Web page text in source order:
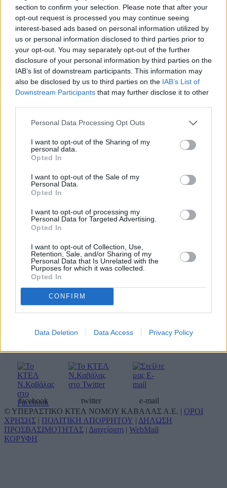
section to confirm your selection. Please note that after your
opt-out request is processed you may continue seeing
interest-based ads based on personal information utilized by
us or personal information disclosed to third parties prior to
your opt-out. You may separately opt-out of the further
disclosure of your personal information by third parties on the
IAB’s list of downstream participants. This information may
also be disclosed by us to third parties on the IAB’s List of
Downstream Participants that may further disclose it to other
Personal Data Processing Opt Outs
I want to opt-out of the Sharing of my
personal data.
Opted In
I want to opt-out of the Sale of my
Personal Data.
Opted In
I want to opt-out of processing my
Personal Data for Targeted Advertising.
Opted In
I want to opt-out of Collection, Use,
Retention, Sale, and/or Sharing of my
Personal Data that Is Unrelated with the
Purposes for which it was collected.
Opted In
CONFIRM
Data Deletion Data Access Privacy Policy
Κρατήσεις εισιτηρίων
1
Χάρτης σταθμαρχείων
Τηλέφωνα επικοινωνίας
Σταθμαρχείο Καβάλας
(ΔΡΟΜΟΛΟΓΙΑ &
Αποθήκη δεμάτων Καβάλας
2510 232267
Σταθμαρχείο Χρυσούπολης
Σταθμαρχείο Θάσου
25930 22162
Σταθμαρχείο Αθηνών
210 5129407
Σταθμαρχείο Θεσσαλονίκης
2310 595422
Αποθήκη δεμάτων Θεσ/κης
Τουριστικό γραφείο ΚΤΕΛ
Καβάλας Α.Ε. (Οργανωμένα
ταξίδια & μίσθωση
2510 833744
2510 310090
facebook twitter
e-mail
© ΥΠΕΡΑΣΤΙΚΟ ΚΤΕΛ ΝΟΜΟΥ ΚΑΒΑΛΑΣ Α.Ε. | ΟΡΟΙ
ΧΡΗΣΗΣ | ΠΟΛΙΤΙΚΗ ΑΠΟΡΡΗΤΟΥ | ΔΗΛΩΣΗ
ΠΡΟΣΒΑΣΙΜΟΤΗΤΑΣ | Διαχείριση | WebMail
ΚΟΡΥΦΗ